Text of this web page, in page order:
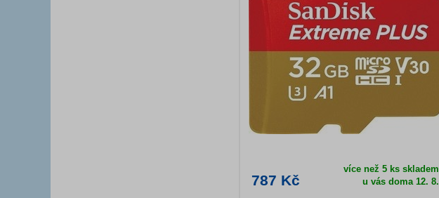
787 Kč
více než 5 ks skladem
u vás doma 12. 8.